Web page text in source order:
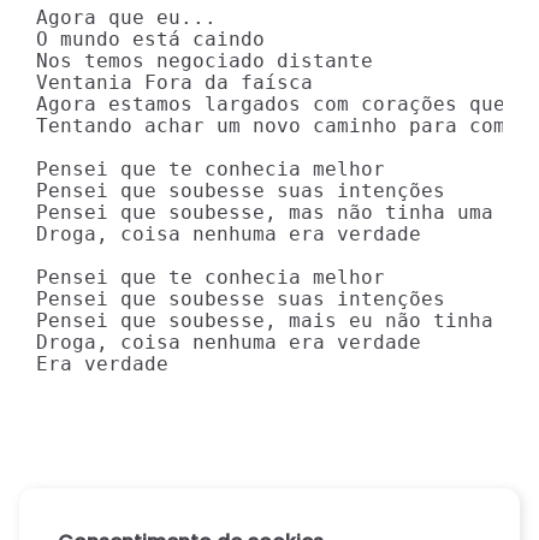
Agora que eu...
O mundo está caindo
Nos temos negociado distante
Ventania Fora da faísca
Agora estamos largados com corações
Tentando achar um novo caminho para
Pensei que te conhecia melhor
Pensei que soubesse suas intenções
Pensei que soubesse, mas não tinha uma
Droga, coisa nenhuma era verdade
Pensei que te conhecia melhor
Pensei que soubesse suas intenções
Pensei que soubesse, mais eu não tinha
Droga, coisa nenhuma era verdade
Era verdade